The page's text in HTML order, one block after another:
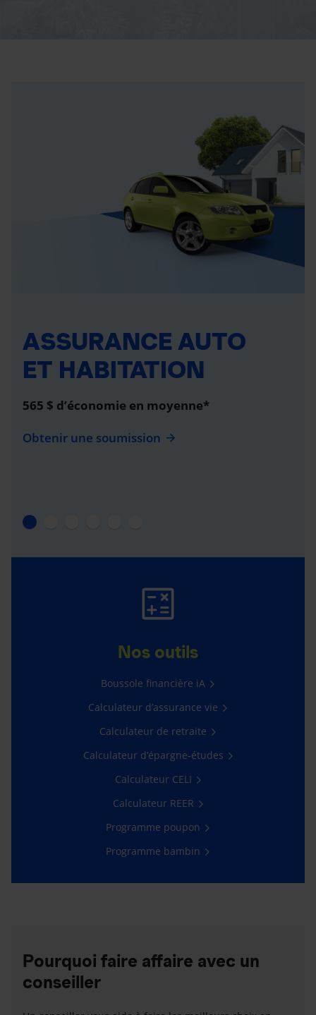
ASSURANCE AUTO
ET HABITATION
565 $ d’économie en moyenne*
Obtenir une soumission
Nos outils
Boussole financière iA
Calculateur d’assurance vie
Calculateur de retraite
Calculateur d’épargne-études
Calculateur CELI
Calculateur REER
Programme poupon
Programme bambin
Pourquoi faire affaire avec un
conseiller